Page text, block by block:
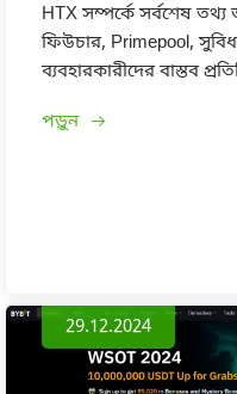
HTX সম্পর্কে সর্বশেষ
ফিউচার, Primepool,
ব্যবহারকারীদের বাস্তব
পড়ুন
29.12.2024